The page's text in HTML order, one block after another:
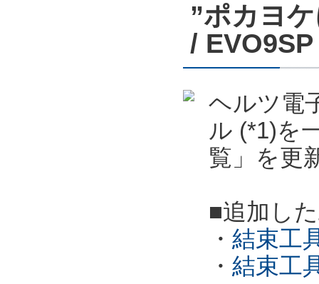
”ポカヨ
/
ヘルツ電
ル (*1)を
覧」を更
■追加し
・ 結束工
・ 結束工